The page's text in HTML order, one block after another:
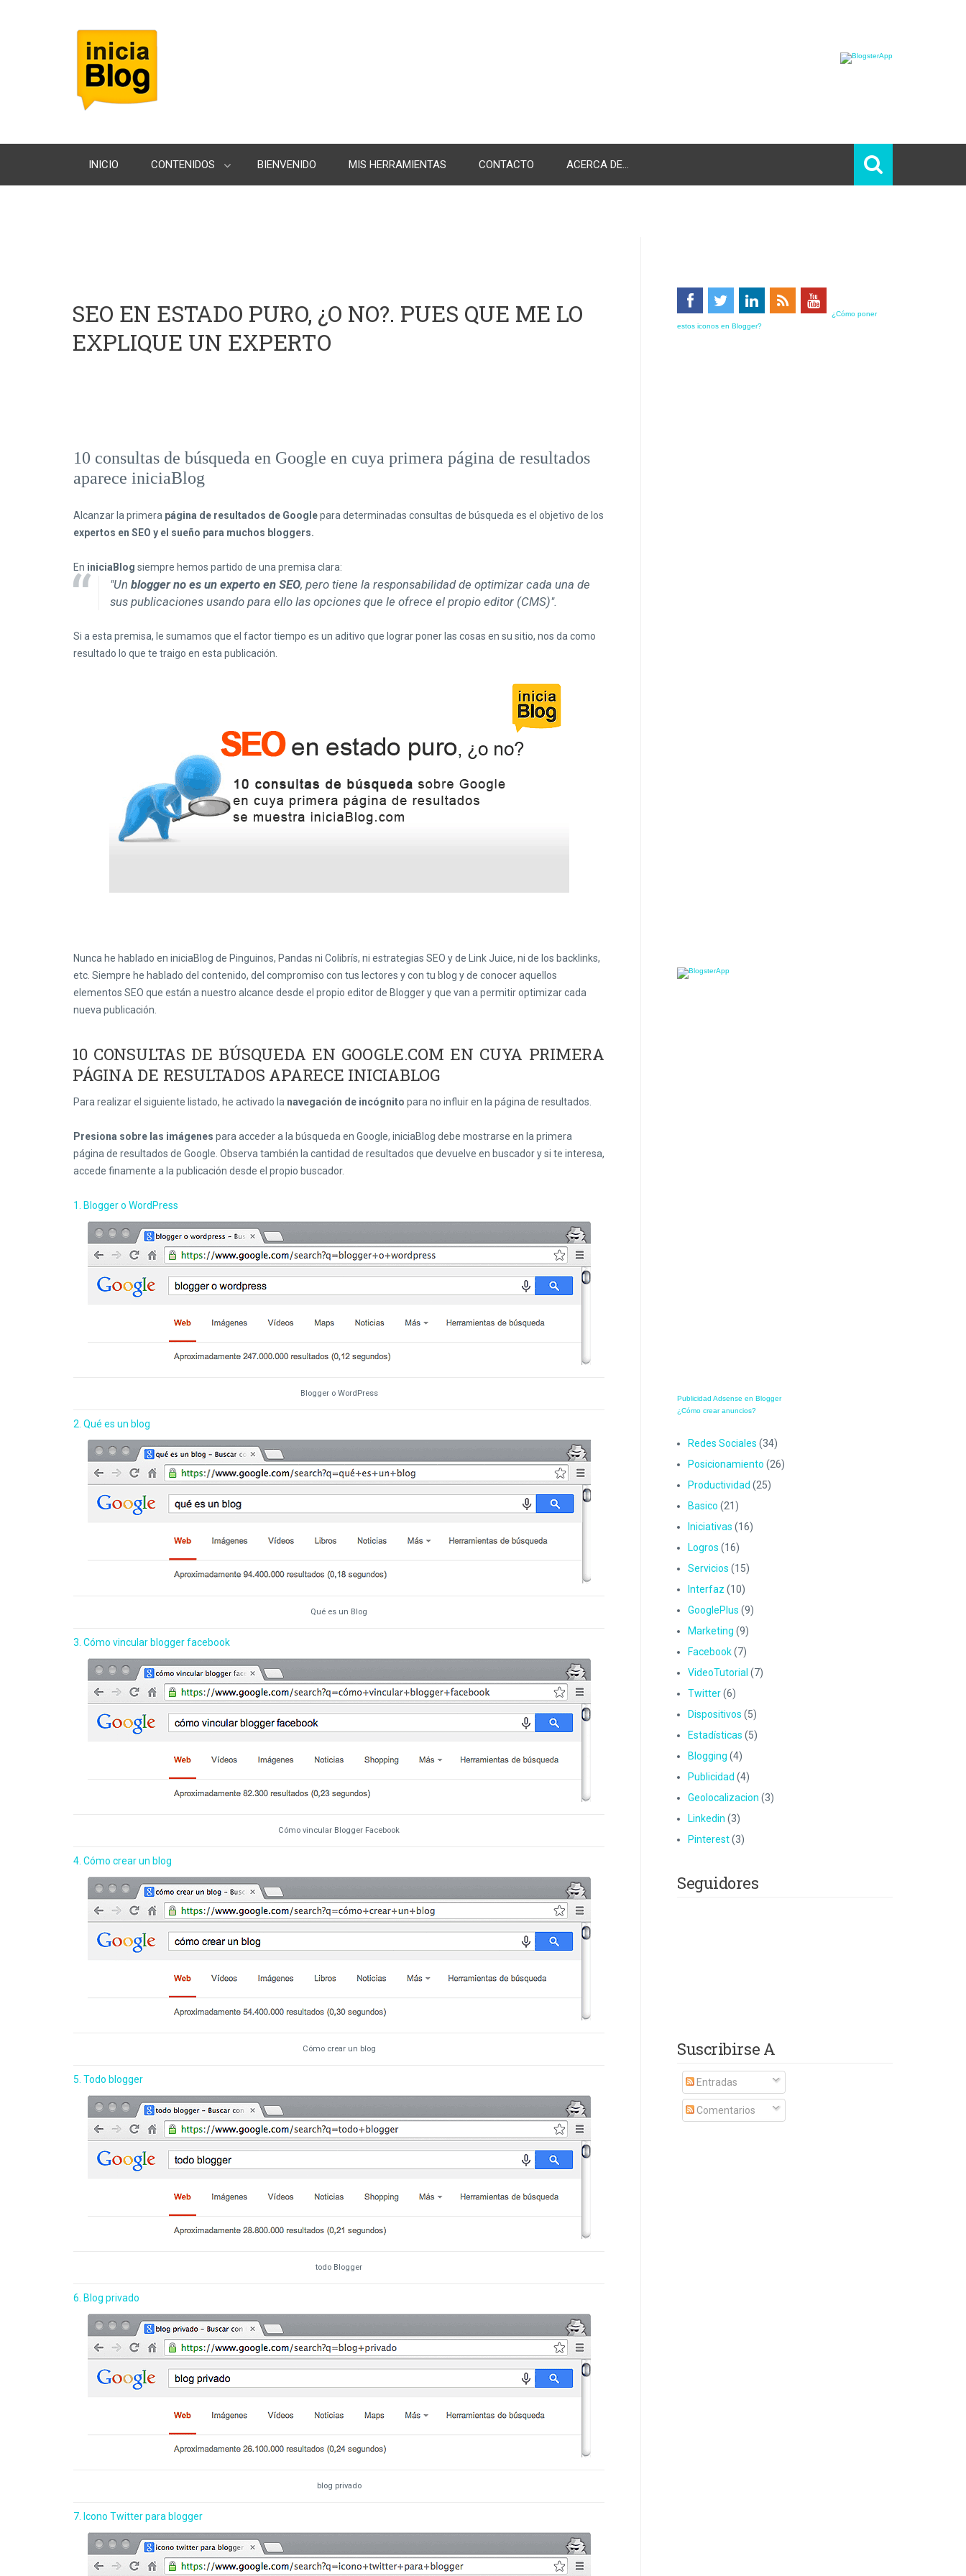
INICIO CONTENIDOS BIENVENIDO MIS HERRAMIENTAS CONTACTO ACERCA DE...
SEO EN ESTADO PURO, ¿O NO?. PUES QUE ME LO
EXPLIQUE UN EXPERTO
10 consultas de búsqueda en Google en cuya primera página de resultados
aparece iniciaBlog
Alcanzar la primera página de resultados de Googlepara determinadas consultas de búsqueda es el objetivo de los
expertos en SEO y el sueño para muchos bloggers.
En iniciaBlog siempre hemos partido de una premisa clara:
"Un blogger no es un experto en SEO, pero tiene la responsabilidad de optimizar cada una de
sus publicaciones usando para ello las opciones que le ofrece el propio editor (CMS)".
Si a esta premisa, le sumamos que el factor tiempo es un aditivo que lograr poner las cosas en su sitio, nos da como
resultado lo que te traigo en esta publicación.
Nunca he hablado en iniciaBlog de Pinguinos, Pandas ni Colibrís, ni estrategias SEO y de Link Juice, ni de los backlinks,
etc. Siempre he hablado del contenido, del compromiso con tus lectores y con tu blog y de conocer aquellos
elementos SEO que están a nuestro alcance desde el propio editor de Blogger y que van a permitir optimizar cada
nueva publicación.
10 CONSULTAS DE BÚSQUEDA EN GOOGLE.COM EN CUYA PRIMERA
PÁGINA DE RESULTADOS APARECE INICIABLOG
Para realizar el siguiente listado, he activado la navegación de incógnito para no influir en la página de resultados.
Presiona sobre las imágenes para acceder a la búsqueda en Google, iniciaBlog debe mostrarse en la primera
página de resultados de Google. Observa también la cantidad de resultados que devuelve en buscador y si te interesa,
accede finamente a la publicación desde el propio buscador.
1. Blogger o WordPress
Blogger o WordPress
2. Qué es un blog
Qué es un Blog
3. Cómo vincular blogger facebook
Cómo vincular Blogger Facebook
4. Cómo crear un blog
Cómo crear un blog
5. Todo blogger
todo Blogger
6. Blog privado
blog privado
7. Icono Twitter para blogger
¿Cómo poner
estos iconos en Blogger?
Publicidad Adsense en Blogger
¿Cómo crear anuncios?
Redes Sociales (34)
Posicionamiento (26)
Productividad (25)
Basico (21)
Iniciativas (16)
Logros (16)
Servicios (15)
Interfaz (10)
GooglePlus (9)
Marketing (9)
Facebook(7)
VideoTutorial (7)
Twitter(6)
Dispositivos (5)
Estadísticas (5)
Blogging (4)
Publicidad (4)
Geolocalizacion (3)
Linkedin (3)
Pinterest(3)
Seguidores
Suscribirse A
Entradas
Comentarios